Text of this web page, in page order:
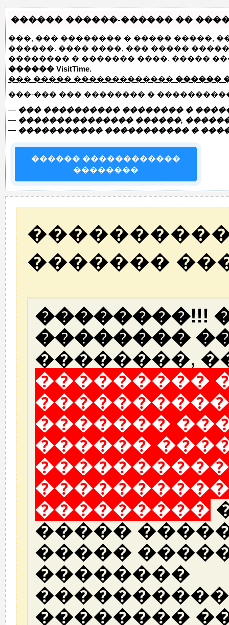
������ ������-������ ��
���, ��� �������� � ����� �����,
������. ���� ����, ��� �����
�������� � ������� ����. �����
������ VisitTime.
��� ����� ������������� ������
���-��� ��� �������� �
— ��� ���������� �������� �
— ��������������� ������,
— ����������� ����������� �
������ ������������
��������
�������
��������!!!
��������
��������,
���������
�������
������
���������
�����
�����
��������
��������